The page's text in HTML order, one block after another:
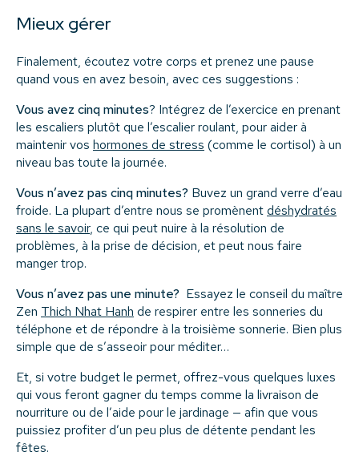
Mieux gérer
Finalement, écoutez votre corps et prenez une pause
quand vous en avez besoin, avec ces suggestions :
Vous avez cinq minutes? Intégrez de l’exercice en prenant
les escaliers plutôt que l’escalier roulant, pour aider à
maintenir vos hormones de stress (comme le cortisol) à un
niveau bas toute la journée.
Vous n’avez pas cinq minutes? Buvez un grand verre d’eau
froide. La plupart d’entre nous se promènentdéshydratés
sans le savoir, ce qui peut nuire à la résolution de
problèmes, à la prise de décision, et peut nous faire
manger trop.
Vous n’avez pas une minute? Essayez le conseil du maître
Zen Thich Nhat Hanh de respirer entre les sonneries du
téléphone et de répondre à la troisième sonnerie. Bien plus
simple que de s’asseoir pour méditer…
Et, si votre budget le permet, offrez-vous quelques luxes
qui vous feront gagner du temps comme la livraison de
nourriture ou de l’aide pour le jardinage — afin que vous
puissiez profiter d’un peu plus de détente pendant les
fêtes.